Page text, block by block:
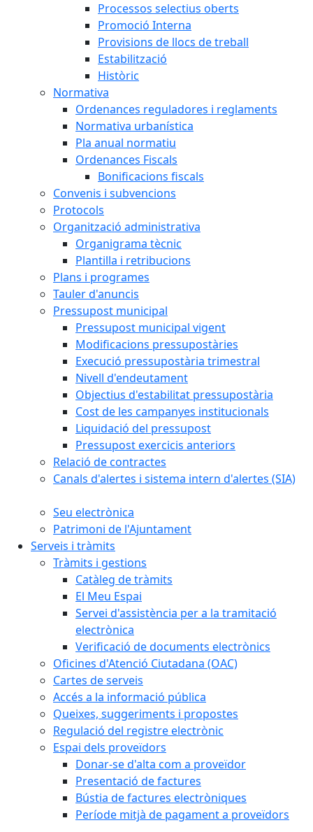
Processos selectius oberts
Promoció Interna
Provisions de llocs de treball
Estabilització
Històric
Normativa
Ordenances reguladores i reglaments
Normativa urbanística
Pla anual normatiu
Ordenances Fiscals
Bonificacions fiscals
Convenis i subvencions
Protocols
Organització administrativa
Organigrama tècnic
Plantilla i retribucions
Plans i programes
Tauler d'anuncis
Pressupost municipal
Pressupost municipal vigent
Modificacions pressupostàries
Execució pressupostària trimestral
Nivell d'endeutament
Objectius d'estabilitat pressupostària
Cost de les campanyes institucionals
Liquidació del pressupost
Pressupost exercicis anteriors
Relació de contractes
Canals d'alertes i sistema intern d'alertes (SIA)
Seu electrònica
Patrimoni de l'Ajuntament
Serveis i tràmits
Tràmits i gestions
Catàleg de tràmits
El Meu Espai
Servei d'assistència per a la tramitació
electrònica
Verificació de documents electrònics
Oficines d'Atenció Ciutadana (OAC)
Cartes de serveis
Accés a la informació pública
Queixes, suggeriments i propostes
Regulació del registre electrònic
Espai dels proveïdors
Donar-se d'alta com a proveïdor
Presentació de factures
Bústia de factures electròniques
Període mitjà de pagament a proveïdors